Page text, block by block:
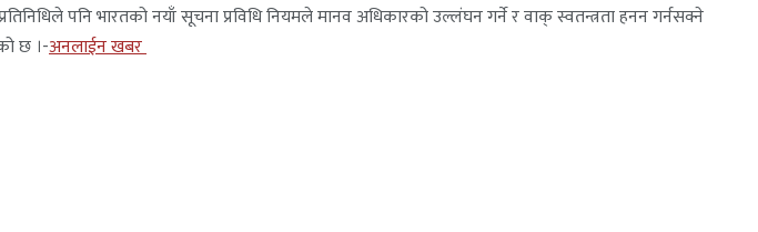
पनि भारतको नयाँ सूचना प्रविधि नियमले मानव अधिकारको उल्लंघन गर्ने र वाक् स्वतन्त्रता हनन गर्नसक्ने
छ ।-अनलाईन खबर